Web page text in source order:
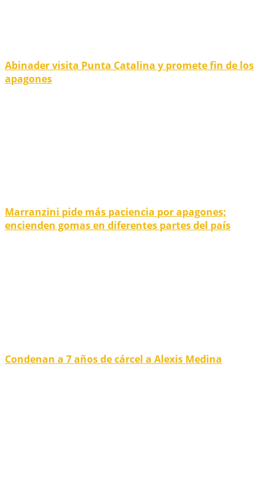
Abinader visita Punta Catalina y promete fin de los
apagones
Marranzini pide más paciencia por apagones;
encienden gomas en diferentes partes del país
Condenan a 7 años de cárcel a Alexis Medina